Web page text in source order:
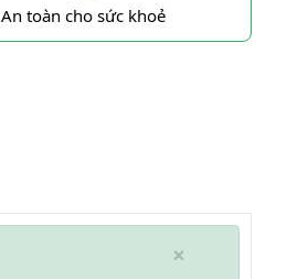
An toàn cho sức khoẻ
×